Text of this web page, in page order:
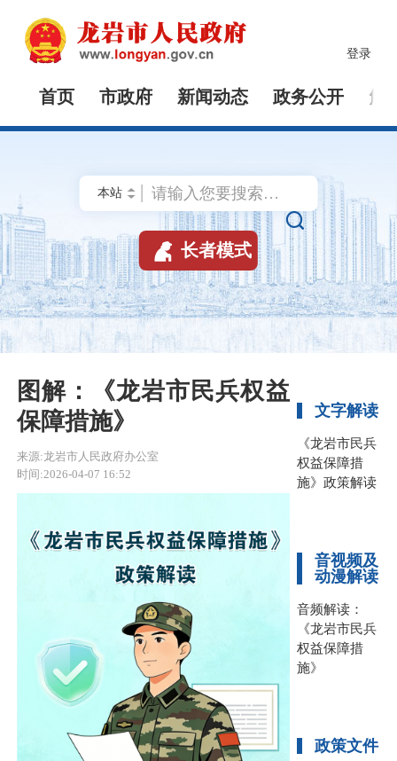
登录
首页 市政府 新闻动态 政务公开 解

 长者模式
图解：《龙岩市民兵权益
保障措施》
来源:龙岩市人民政府办公室
时间:2026-04-07 16:52
文字解读
《龙岩市民兵
权益保障措
施》政策解读
音视频及
动漫解读
音频解读：
《龙岩市民兵
权益保障措
施》
政策文件